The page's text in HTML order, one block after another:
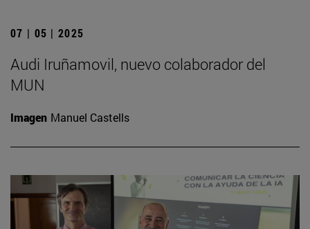
07 | 05 | 2025
Audi Iruñamovil, nuevo colaborador del
MUN
Imagen Manuel Castells